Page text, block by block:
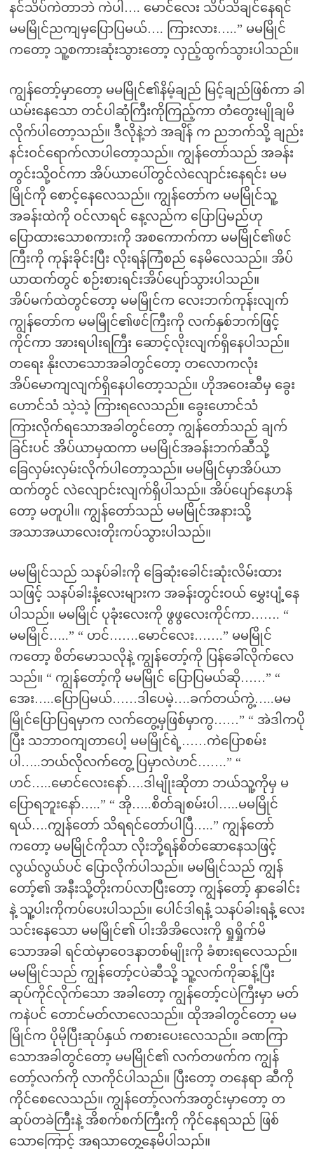
နင်သိပ်ကဲတာဘဲ ကဲပါ…. မောင်လေး သိပ်သိချင်နေရင်
မမမြိုင်ညကျမှပြောပြမယ်…. ကြားလား…..” မမမြိုင်
ကတော့ သူ့စကားဆုံးသွားတော့ လှည့်ထွက်သွားပါသည်။
ကျွန်တော့်မှာတော့ မမမြိုင်၏နိမ့်ချည် မြင့်ချည်ဖြစ်ကာ ခါ
ယမ်းနေသော တင်ပါဆုံကြီးကိုကြည့်ကာ တံတွေးမျိုချမိ
လိုက်ပါတော့သည်။ ဒီလိုနဲ့ဘဲ အချိန် က ညဘက်သို့ ချည်း
နင်းဝင်ရောက်လာပါတော့သည်။ ကျွန်တော်သည် အခန်း
တွင်းသို့ဝင်ကာ အိပ်ယာပေါ်တွင်လဲလျောင်းနေရင်း မမ
မြိုင်ကို စောင့်နေလေသည်။ ကျွန်တော်က မမမြိုင်သူ့
အခန်းထဲကို ဝင်လာရင် နေ့လည်က ပြောပြမည်ဟု
ပြောထားသောစကားကို အစကောက်ကာ မမမြိုင်၏ဖင်
ကြီးကို ကုန်းခိုင်းပြီး လိုးရန်ကြံစည် နေမိလေသည်။ အိပ်
ယာထက်တွင် စဉ်းစားရင်းအိပ်ပျော်သွားပါသည်။
အိပ်မက်ထဲတွင်တော့ မမမြိုင်က လေးဘက်ကုန်းလျက်
ကျွန်တော်က မမမြိုင်၏ဖင်ကြီးကို လက်နှစ်ဘက်ဖြင့်
ကိုင်ကာ အားရပါးရကြီး ဆောင့်လိုးလျက်ရှိနေပါသည်။
တရေး နိုးလာသောအခါတွင်တော့ တလောကလုံး
အိပ်မောကျလျက်ရှိနေပါတော့သည်။ ဟိုအဝေးဆီမှ ခွေး
ဟောင်သံ သဲ့သဲ့ ကြားရလေသည်။ ခွေးဟောင်သံ
ကြားလိုက်ရသောအခါတွင်တော့ ကျွန်တော်သည် ချက်
ခြင်းပင် အိပ်ယာမှထကာ မမမြိုင်အခန်းဘက်ဆီသို့
ခြေလှမ်းလှမ်းလိုက်ပါတော့သည်။ မမမြိုင်မှာအိပ်ယာ
ထက်တွင် လဲလျောင်းလျက်ရှိပါသည်။ အိပ်ပျော်နေဟန်
တော့ မတူပါ။ ကျွန်တော်သည် မမမြိုင်အနားသို့
အသာအယာလေးတိုးကပ်သွားပါသည်။
မမမြိုင်သည် သနပ်ခါးကို ခြေဆုံးခေါင်းဆုံးလိမ်းထား
သဖြင့် သနပ်ခါးနံ့လေးများက အခန်းတွင်းဝယ် မွှေးပျံ့နေ
ပါသည်။ မမမြိုင် ပုခုံးလေးကို ဖွဖွလေးကိုင်ကာ……. “
မမမြိုင်…..” “ ဟင်…….မောင်လေး…….” မမမြိုင်
ကတော့ စိတ်မောသလိုနဲ့ ကျွန်တော့်ကို ပြန်ခေါ်လိုက်လေ
သည်။ “ ကျွန်တော့်ကို မမမြိုင် ပြောပြမယ်ဆို……” “
အေး…..ပြောပြမယ်……ဒါပေမဲ့….ခက်တယ်ကွဲ့…..မမ
မြိုင်ပြောပြရမှာက လက်တွေ့မှဖြစ်မှာကွ……” “ အဲဒါကပို
ပြီး သဘာဝကျတာပေါ့ မမမြိုင်ရဲ့……ကဲပြောစမ်း
ပါ…..ဘယ်လိုလက်တွေ့ ပြမှာလဲဟင်…….” “
ဟင်…..မောင်လေးနော်….ဒါမျိုးဆိုတာ ဘယ်သူ့ကိုမှ မ
ပြောရဘူးနော်…..” “ အို…..စိတ်ချစမ်းပါ…..မမမြိုင်
ရယ်….ကျွန်တော် သိရရင်တော်ပါပြီ…..” ကျွန်တော်
ကတော့ မမမြိုင်ကိုသာ လိုးဘို့ရန်စိတ်ဆောနေသဖြင့်
လွယ်လွယ်ပင် ပြောလိုက်ပါသည်။ မမမြိုင်သည် ကျွန်
တော့်၏ အနီးသို့တိုးကပ်လာပြီးတော့ ကျွန်တော့် နှာခေါင်း
နဲ့ သူ့ပါးကိုကပ်ပေးပါသည်။ ပေါင်ဒါရနံ့ သနပ်ခါးရနံ့ လေး
သင်းနေသော မမမြိုင်၏ ပါးအိအိလေးကို ရှုရှိုက်မိ
သောအခါ ရင်ထဲမှာဝေဒနာတစ်မျိုးကို ခံစားရလေသည်။
မမမြိုင်သည် ကျွန်တော့်ငပဲဆီသို့ သူ့လက်ကိုဆန့်ပြီး
ဆုပ်ကိုင်လိုက်သော အခါတော့ ကျွန်တော့်ငပဲကြီးမှာ မတ်
ကနဲပင် တောင်မတ်လာလေသည်။ ထိုအခါတွင်တော့ မမ
မြိုင်က ပိုမိုပြီးဆုပ်နှယ် ကစားပေးလေသည်။ ခဏကြာ
သောအခါတွင်တော့ မမမြိုင်၏ လက်တဖက်က ကျွန်
တော့်လက်ကို လာကိုင်ပါသည်။ ပြီးတော့ တနေရာ ဆီကို
ကိုင်စေလေသည်။ ကျွန်တော့်လက်အတွင်းမှာတော့ တ
ဆုပ်တခဲကြီးနဲ့ အိစက်စက်ကြီးကို ကိုင်နေရသည် ဖြစ်
သောကြောင့် အရသာတွေ့နေမိပါသည်။